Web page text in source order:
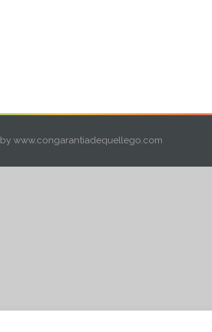
by www.congarantiadequellego.com